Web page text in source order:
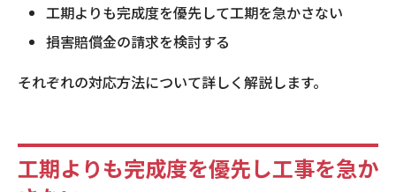
工期よりも完成度を優先して工期を急かさない
損害賠償金の請求を検討する
それぞれの対応方法について詳しく解説します。
工期よりも完成度を優先し工事を急か